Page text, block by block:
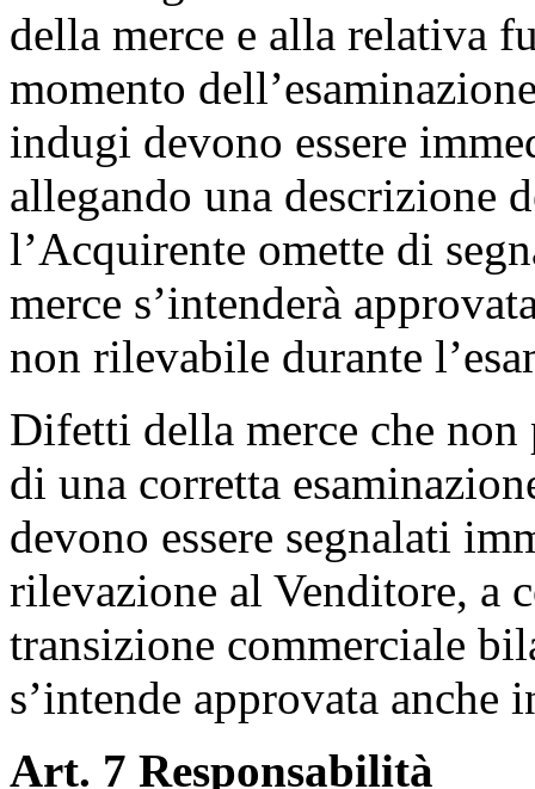
della merce e alla relativa
momento
indugi devono essere
allegando una descrizione
l’Acquirente omette di
merce s’intenderà
non rilevabile durante
Difetti della merce che non
di una corretta
devono essere segnalati
rilevazione al Venditore, a
transizione commerciale
s’intende approvata
Art. 7 Responsabilità